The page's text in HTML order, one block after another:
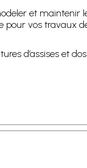
et maintenir
vos travaux
d’assises et